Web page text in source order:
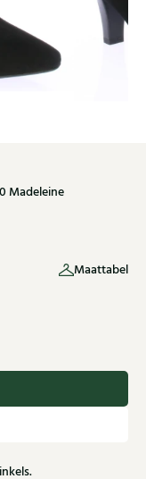
Madeleine
Maattabel